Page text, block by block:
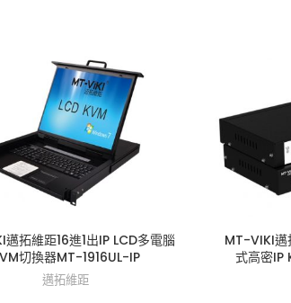
拓維距16進1出IP LCD多電腦
切換器MT-1916UL-IP
邁拓維距
MT-VIKI邁
式高密IP